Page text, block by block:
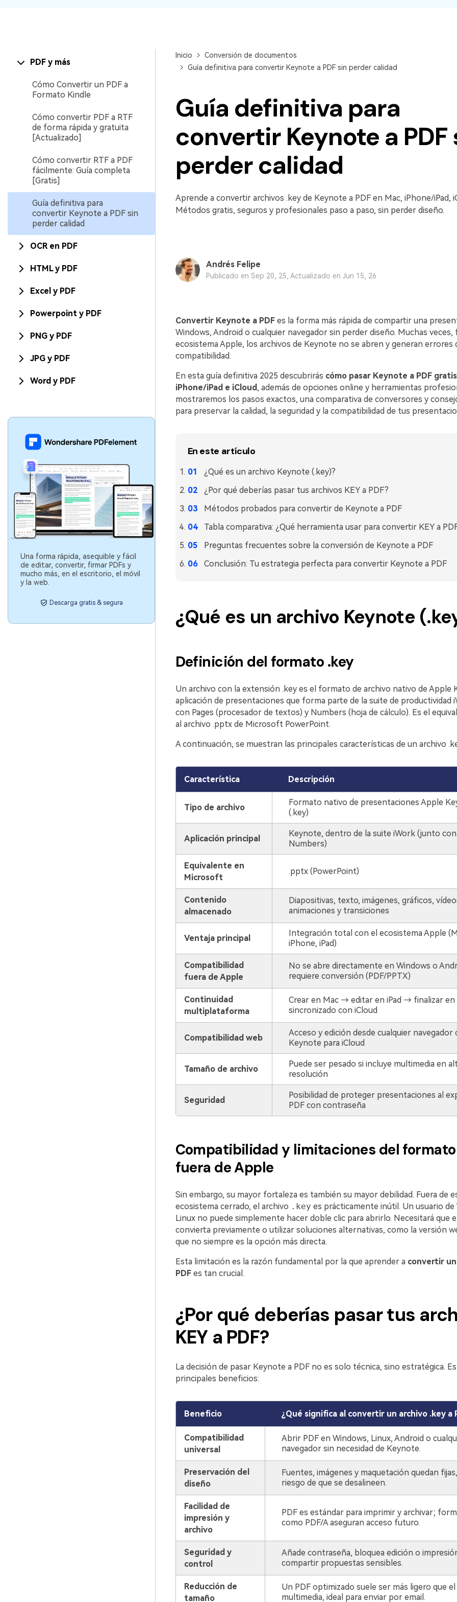
PDF y más
Cómo Convertir un PDF a
Formato Kindle
Cómo convertir PDF a RTF
de forma rápida y gratuita
[Actualizado]
Cómo convertir RTF a PDF
fácilmente: Guía completa
[Gratis]
Guía definitiva para
convertir Keynote a PDF sin
perder calidad
OCR en PDF
HTML y PDF
Excel y PDF
Powerpoint y PDF
PNG y PDF
JPG y PDF
Word y PDF
Una forma rápida, asequible y fácil
de editar, convertir, firmar PDFs y
mucho más, en el escritorio, el móvil
y la web.
Descarga gratis & segura
Inicio
Conversión de documentos
Guía definitiva para convertir Keynote a PDF sin perder calidad
Guía definitiva para
convertir Keynote a PDF
perder calidad
Aprende a convertir archivos .key de Keynote a PDF en Mac, iPhone/iPad,
Métodos gratis, seguros y profesionales paso a paso, sin perder diseño.
Andrés Felipe
Publicado en Sep 20, 25, Actualizado en Jun 15, 26
Convertir Keynote a PDFes la forma más rápida de compartir una
Windows, Android o cualquier navegador sin perder diseño. Muchas veces,
ecosistema Apple, los archivos de Keynote no se abren y generan errores
compatibilidad.
En esta guía definitiva 2025 descubrirás cómo pasar Keynote a PDF
iPhone/iPad e iCloud, además de opciones online y herramientas
mostraremos los pasos exactos, una comparativa de conversores y
para preservar la calidad, la seguridad y la compatibilidad de tus
En este artículo
¿Qué es un archivo Keynote (.key)?
¿Por qué deberías pasar tus archivos KEY a PDF?
Métodos probados para convertir de Keynote a PDF
Tabla comparativa: ¿Qué herramienta usar para convertir KEY a
Preguntas frecuentes sobre la conversión de Keynote a PDF
Conclusión: Tu estrategia perfecta para convertir Keynote a PDF
¿Qué es un archivo Keynote
Definición del formato .key
Un archivo con la extensión .key es el formato de archivo nativo de Apple
aplicación de presentaciones que forma parte de la suite de productividad
con Pages (procesador de textos) y Numbers (hoja de cálculo). Es el
al archivo .pptx de Microsoft PowerPoint.
A continuación, se muestran las principales características de un archivo
Característica Descripción
Tipo de archivo
Formato nativo de presentaciones Apple
(.key)
Aplicación principal
Keynote, dentro de la suite iWork (junto con
Numbers)
Equivalente en
Microsoft
.pptx (PowerPoint)
Contenido
almacenado
Diapositivas, texto, imágenes, gráficos,
animaciones y transiciones
Ventaja principal
Integración total con el ecosistema Apple
iPhone, iPad)
Compatibilidad
fuera de Apple
No se abre directamente en Windows o
requiere conversión (PDF/PPTX)
Continuidad
multiplataforma
Crear en Mac → editar en iPad → finalizar en
sincronizado con iCloud
Compatibilidad web
Acceso y edición desde cualquier navegador
Keynote para iCloud
Tamaño de archivo
Puede ser pesado si incluye multimedia en
resolución
Seguridad
Posibilidad de proteger presentaciones al
PDF con contraseña
Compatibilidad y limitaciones del formato
fuera de Apple
Sin embargo, su mayor fortaleza es también su mayor debilidad. Fuera de
ecosistema cerrado, el archivo .key es prácticamente inútil. Un usuario de
Linux no puede simplemente hacer doble clic para abrirlo. Necesitará que
convierta previamente o utilizar soluciones alternativas, como la versión
que no siempre es la opción más directa.
Esta limitación es la razón fundamental por la que aprender a convertir
PDFes tan crucial.
¿Por qué deberías pasar tus
KEY a PDF?
La decisión de pasar Keynote a PDF no es solo técnica, sino estratégica.
principales beneficios:
Beneficio ¿Qué significa al convertir un archivo .key a
Compatibilidad
universal
Abrir PDF en Windows, Linux, Android o
navegador sin necesidad de Keynote.
Preservación del
diseño
Fuentes, imágenes y maquetación quedan
riesgo de que se desalineen.
Facilidad de
impresión y
archivo
PDF es estándar para imprimir y archivar;
como PDF/A aseguran acceso futuro.
Seguridad y
control
Añade contraseña, bloquea edición o
compartir propuestas sensibles.
Reducción de
tamaño
Un PDF optimizado suele ser más ligero que
multimedia, ideal para enviar por email.